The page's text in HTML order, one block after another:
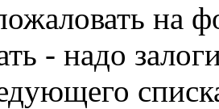
на
- надо